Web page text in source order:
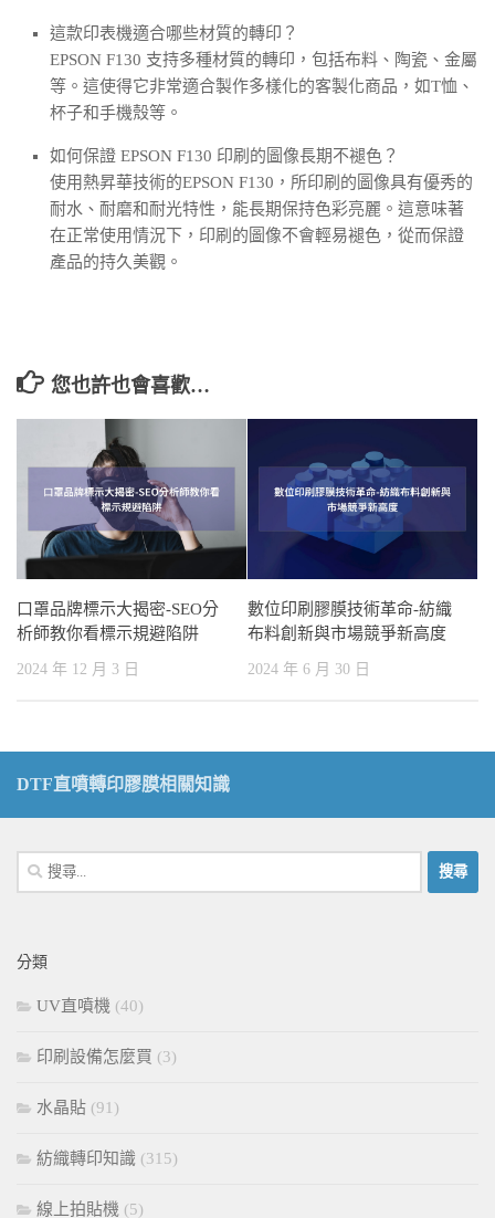
這款印表機適合哪些材質的轉印？
EPSON F130 支持多種材質的轉印，包括布料、陶瓷、金屬
等。這使得它非常適合製作多樣化的客製化商品，如T恤、
杯子和手機殼等。
如何保證 EPSON F130 印刷的圖像長期不褪色？
使用熱昇華技術的EPSON F130，所印刷的圖像具有優秀的
耐水、耐磨和耐光特性，能長期保持色彩亮麗。這意味著
在正常使用情況下，印刷的圖像不會輕易褪色，從而保證
產品的持久美觀。
您也許也會喜歡…
口罩品牌標示大揭密-SEO分
析師教你看標示規避陷阱
2024 年 12 月 3 日
數位印刷膠膜技術革命-紡織
布料創新與市場競爭新高度
2024 年 6 月 30 日
DTF直噴轉印膠膜相關知識
搜
尋
字:
分類
UV直噴機 (40)
印刷設備怎麼買 (3)
水晶貼 (91)
紡織轉印知識 (315)
線上拍貼機 (5)